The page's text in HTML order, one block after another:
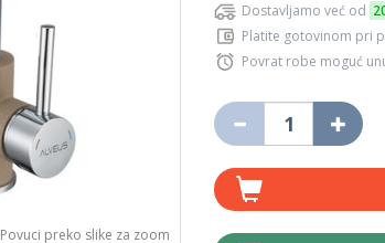
Povuci preko slike za zoom
Dostavljamo već od
Platite gotovinom pri
Povrat robe moguć